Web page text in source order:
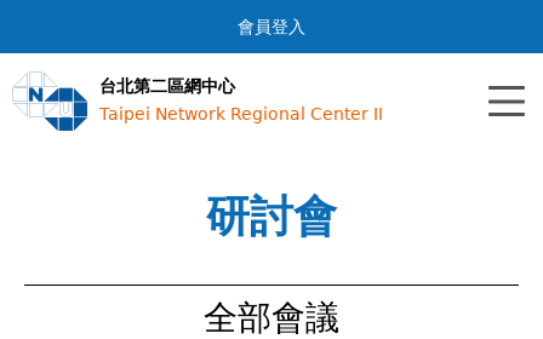
Jump to navigation
會員登入
台北第二區網中心
Taipei Network Regional Center II
研討會
全部會議